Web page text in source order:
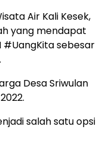
Air Kali Kesek,
yang mendapat
#UangKita sebesar
Desa Sriwulan
salah satu opsi